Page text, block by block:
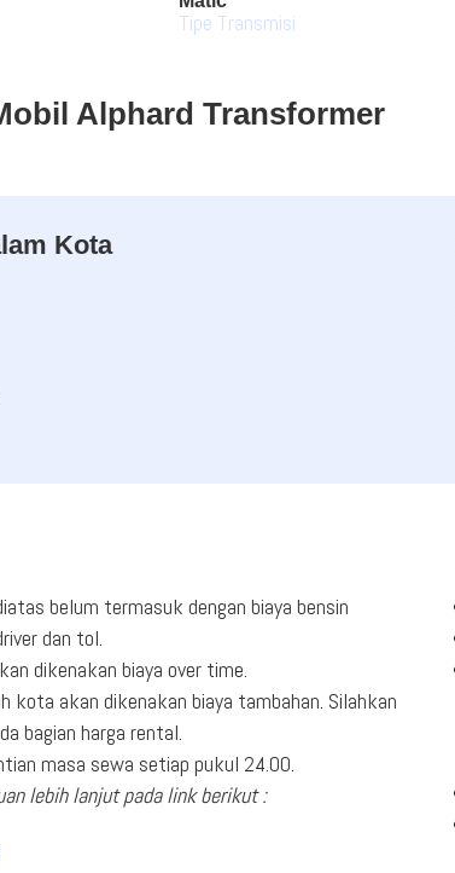
Tipe Transmisi
Alphard Transformer
Kota
belum termasuk dengan biaya bensin
dan tol.
dikenakan biaya over time.
kota akan dikenakan biaya tambahan. Silahkan
bagian harga rental.
masa sewa setiap pukul 24.00.
lebih lanjut pada link berikut :